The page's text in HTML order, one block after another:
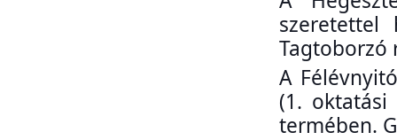
Tagtoborzó
A
(1. oktatási
termében.